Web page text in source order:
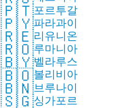
🇵🇹포르투갈
🇵🇾파라과이
🇷🇪리유니온
🇷🇴루마니아
🇧🇾벨라루스
🇧🇴볼리비아
🇧🇳브루나이
🇸🇬싱가포르